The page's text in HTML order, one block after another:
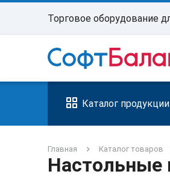
Торговое оборудование
Каталог продукции
Главная Каталог товаров
Настольные